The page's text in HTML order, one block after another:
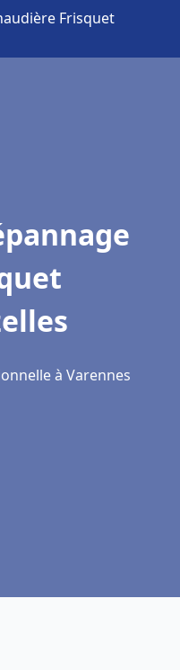
Frisquet
à Varennes